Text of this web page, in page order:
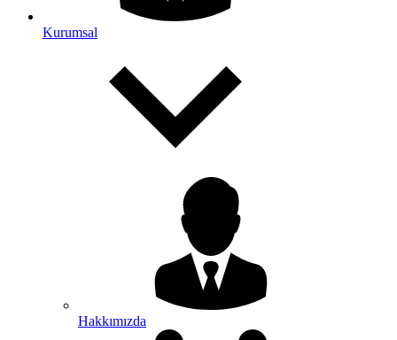
Kurumsal
Hakkımızda